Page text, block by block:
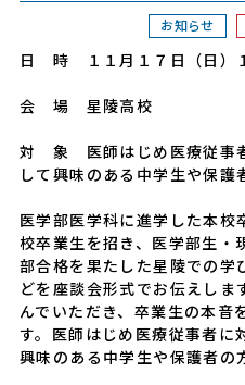
お知らせ
日 時 １１月１７日（日）
会 場 星陵高校
対 象 医師はじめ医療従事
して興味のある中学生や保護
医学部医学科に進学した本校
校卒業生を招き、医学部生・
部合格を果たした星陵での学
どを座談会形式でお伝えしま
んでいただき、卒業生の本音
す。医師はじめ医療従事者に
興味のある中学生や保護者の